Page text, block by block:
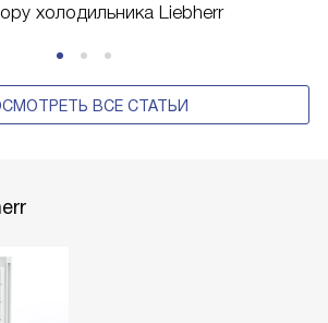
холодильника Liebherr
ВСЕ СТАТЬИ